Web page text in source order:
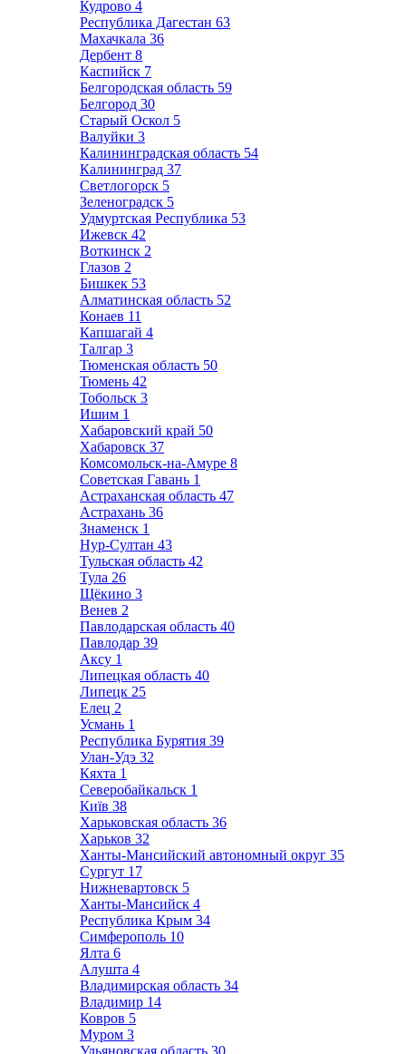
Кудрово 4
Республика Дагестан 63
Махачкала 36
Дербент 8
Каспийск 7
Белгородская область 59
Белгород 30
Старый Оскол 5
Валуйки 3
Калининградская область 54
Калининград 37
Светлогорск 5
Зеленоградск 5
Удмуртская Республика 53
Ижевск 42
Воткинск 2
Глазов 2
Бишкек 53
Алматинская область 52
Конаев 11
Капшагай 4
Талгар 3
Тюменская область 50
Тюмень 42
Тобольск 3
Ишим 1
Хабаровский край 50
Хабаровск 37
Комсомольск-на-Амуре 8
Советская Гавань 1
Астраханская область 47
Астрахань 36
Знаменск 1
Нур-Султан 43
Тульская область 42
Тула 26
Щёкино 3
Венев 2
Павлодарская область 40
Павлодар 39
Аксу 1
Липецкая область 40
Липецк 25
Елец 2
Усмань 1
Республика Бурятия 39
Улан-Удэ 32
Кяхта 1
Северобайкальск 1
Київ 38
Харьковская область 36
Харьков 32
Ханты-Мансийский автономный округ 35
Сургут 17
Нижневартовск 5
Ханты-Мансийск 4
Республика Крым 34
Симферополь 10
Ялта 6
Алушта 4
Владимирская область 34
Владимир 14
Ковров 5
Муром 3
Ульяновская область 30